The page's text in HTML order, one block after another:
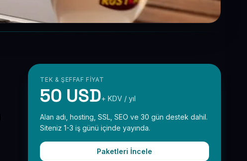
TEK & ŞEFFAF FIYAT
50 USD+ KDV / yıl
Alan adı, hosting, SSL, SEO ve 30 gün destek dahil.
Siteniz 1-3 iş günü içinde yayında.
Paketleri İncele